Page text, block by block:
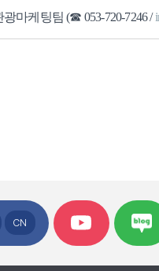
마케팅팀 (☎ 053-720-7246 /
CN